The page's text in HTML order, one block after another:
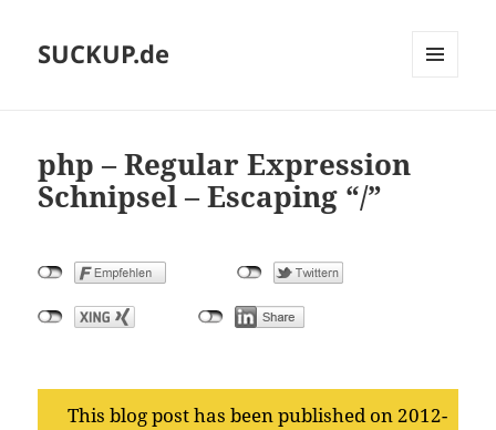
SUCKUP.de
php – Regular Expression
Schnipsel – Escaping “/”
This blog post has been published on 2012-